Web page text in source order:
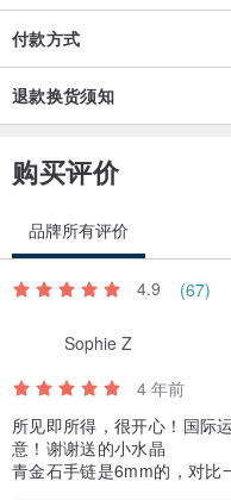
付款方式
退款换货须知
购买评价
品牌所有评价
4.9 (67)
Sophie Z
4 年前
所见即所得，很开心！国际
意！谢谢送的小水晶
青金石手链是6mm的，对比